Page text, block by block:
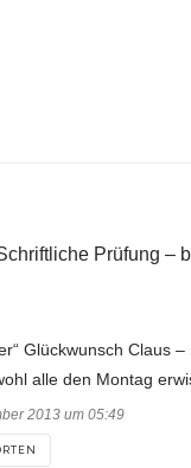
Prüfung –
Glückwunsch Claus
alle den Montag
2013 um 05:49